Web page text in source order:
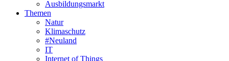
Ausbildungsmarkt
Themen
Natur
Klimaschutz
#Neuland
IT
Internet of Things